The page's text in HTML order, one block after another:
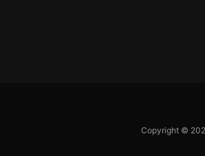
Copyright ©